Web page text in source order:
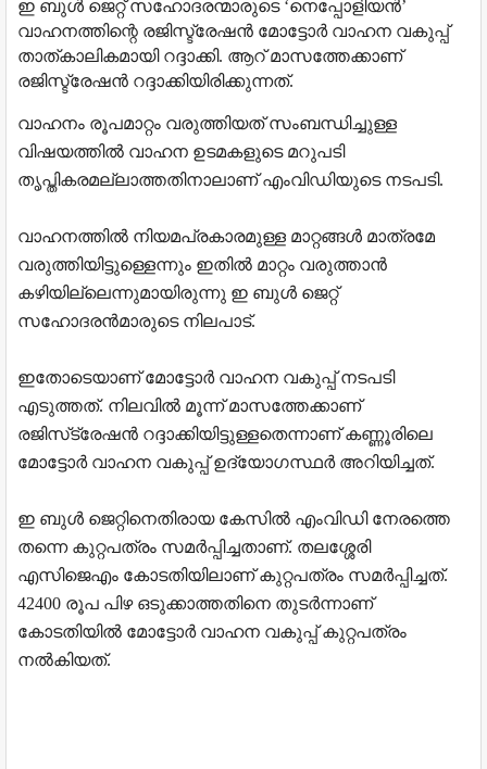
ഇ ബുൾ ജെറ്റ് സഹോദരന്മാരുടെ ‘നെപ്പോളിയൻ’
വാഹനത്തിന്റെ രജിസ്ട്രേഷൻ മോട്ടോർ വാഹന വകുപ്പ്
താത്കാലികമായി റദ്ദാക്കി. ആറ് മാസത്തേക്കാണ്
രജിസ്ട്രേഷൻ റദ്ദാക്കിയിരിക്കുന്നത്.
വാഹനം രൂപമാറ്റം വരുത്തിയത് സംബന്ധിച്ചുള്ള
വിഷയത്തിൽ വാഹന ഉടമകളുടെ മറുപടി
തൃപ്തികരമല്ലാത്തതിനാലാണ് എംവിഡിയുടെ നടപടി.
വാഹനത്തിൽ നിയമപ്രകാരമുള്ള മാറ്റങ്ങൾ മാത്രമേ
വരുത്തിയിട്ടുള്ളെന്നും ഇതിൽ മാറ്റം വരുത്താൻ
കഴിയില്ലെന്നുമായിരുന്നു ഇ ബുൾ ജെറ്റ്
സഹോദരൻമാരുടെ നിലപാട്.
ഇതോടെയാണ് മോട്ടോർ വാഹന വകുപ്പ് നടപടി
എടുത്തത്. നിലവിൽ മൂന്ന് മാസത്തേക്കാണ്
രജിസ്‌ട്രേഷൻ റദ്ദാക്കിയിട്ടുള്ളതെന്നാണ് കണ്ണൂരിലെ
മോട്ടോർ വാഹന വകുപ്പ് ഉദ്യോഗസ്ഥർ അറിയിച്ചത്.
ഇ ബുൾ ജെറ്റിനെതിരായ കേസിൽ എംവിഡി നേരത്തെ
തന്നെ കുറ്റപത്രം സമർപ്പിച്ചതാണ്. തലശ്ശേരി
എസിജെഎം കോടതിയിലാണ് കുറ്റപത്രം സമർപ്പിച്ചത്.
42400 രൂപ പിഴ ഒടുക്കാത്തതിനെ തുടർന്നാണ്
കോടതിയിൽ മോട്ടോർ വാഹന വകുപ്പ് കുറ്റപത്രം
നൽകിയത്.